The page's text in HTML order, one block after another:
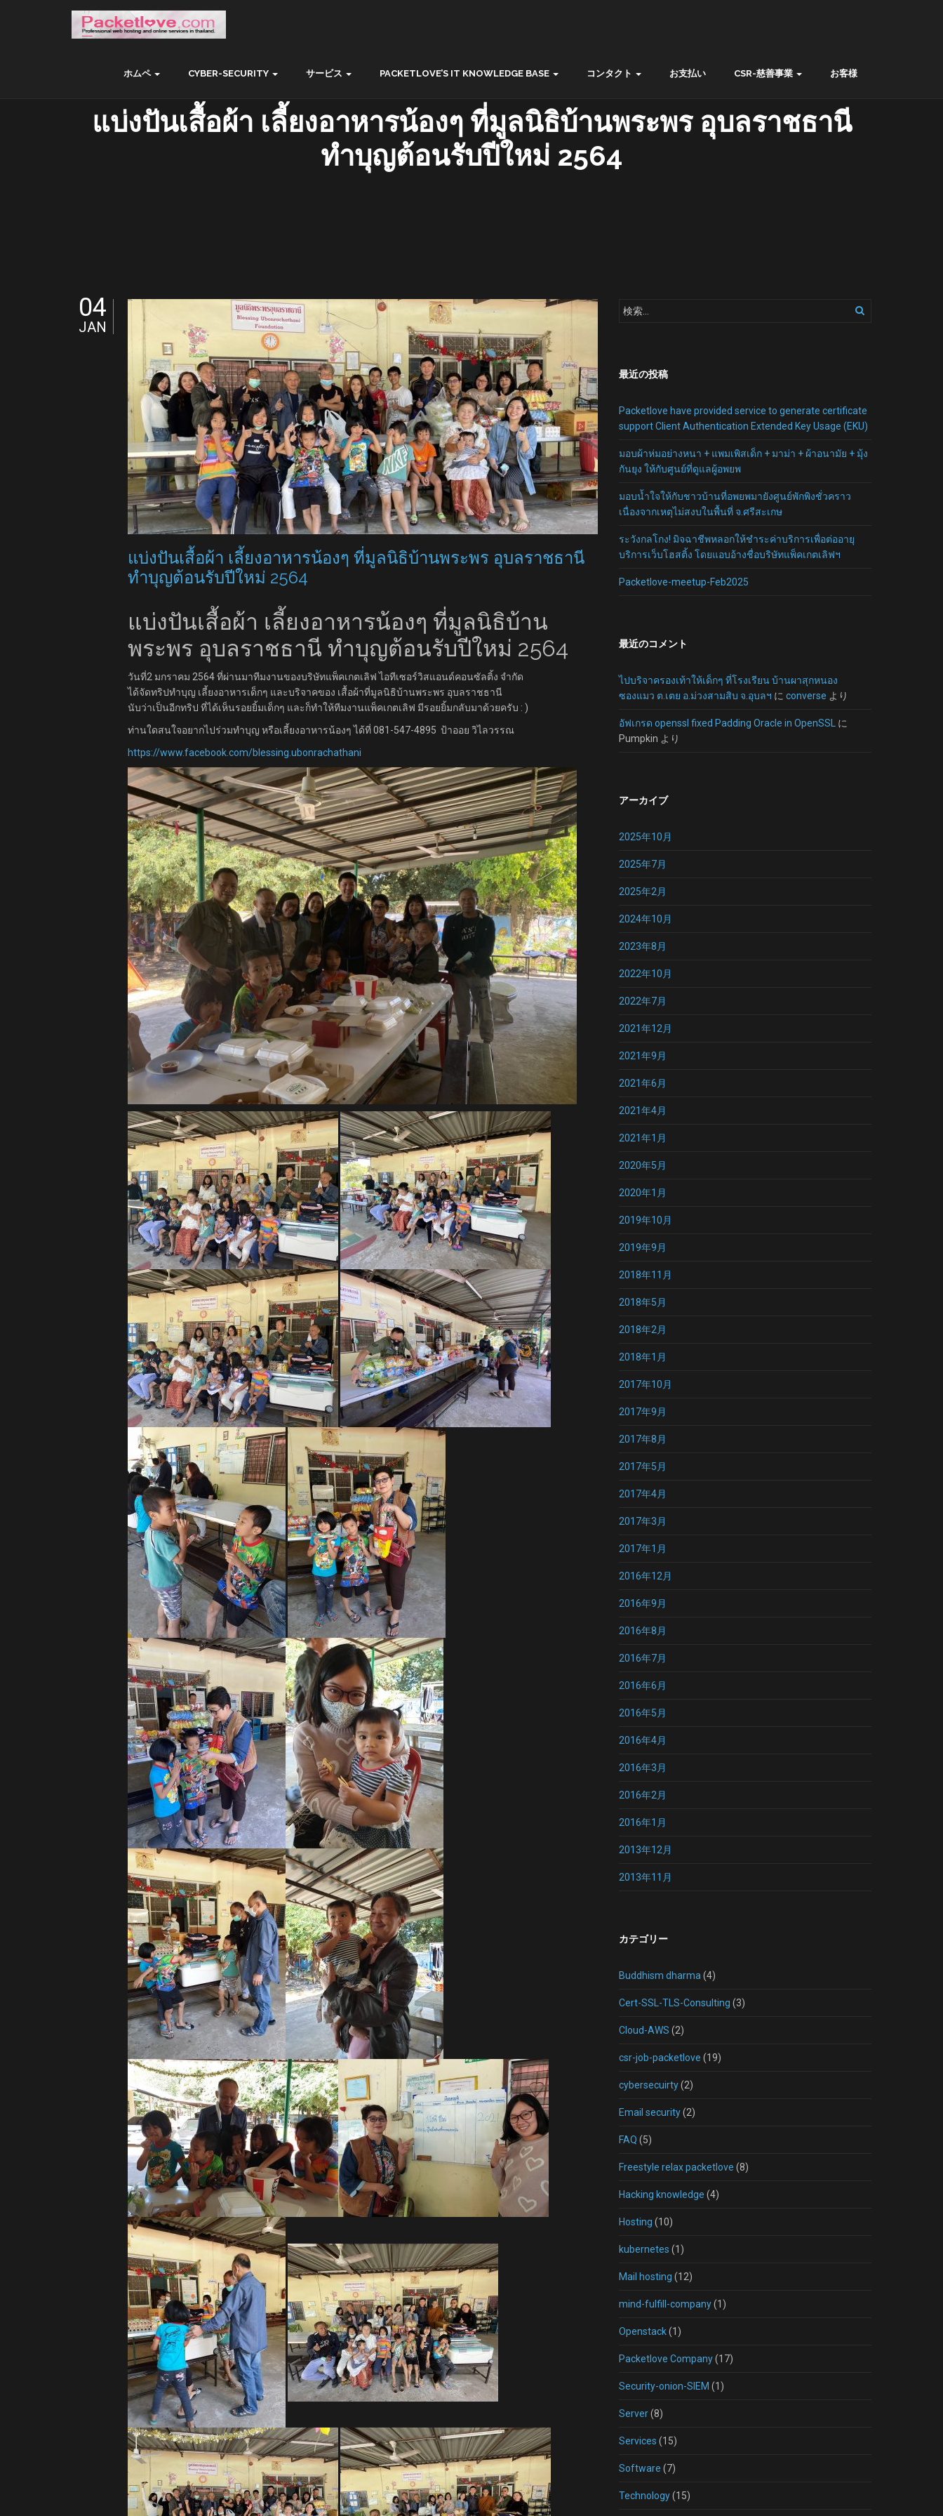
ホムペ CYBER-SECURITY サービス PACKETLOVE’S IT KNOWLEDGE BASE コンタクト お支払い CSR-慈善事業 お客様
แบ่งปันเสื้อผ้า เลี้ยงอาหารน้องๆ ที่มูลนิธิบ้านพระพร อุบลราชธานี
ทำบุญต้อนรับปีใหม่ 2564
แบ่งปันเสื้อผ้า เลี้ยงอาหารน้องๆ ที่มูลนิธิบ้านพระพร อุบลราชธานี
ทำบุญต้อนรับปีใหม่ 2564
04
JAN
แบ่งปันเสื้อผ้า เลี้ยงอาหารน้องๆ ที่มูลนิธิบ้าน
พระพร อุบลราชธานี ทำบุญต้อนรับปีใหม่ 2564
วันที่2 มกราคม 2564 ที่ผ่านมาทีมงานของบริษัทแพ็คเกตเลิฟ ไอทีเซอร์วิสแอนด์คอนซัลติ้ง จำกัด
ได้จัดทริปทำบุญ เลี้ยงอาหารเด็กๆ และบริจาคของ เสื้อผ้าที่มูลนิธิบ้านพระพร อุบลราชธานี
นับว่าเป็นอีกทริป ที่ได้เห็นรอยยิ้มเด็กๆ และก็ทำให้ทีมงานแพ็คเกตเลิฟ มีรอยยิ้มกลับมาด้วยครับ : )
ท่านใดสนใจอยากไปร่วมทำบุญ หรือเลี้ยงอาหารน้องๆ ได้ที่ 081-547-4895 ป้าออย วิไลวรรณ
https://www.facebook.com/blessing.ubonrachathani
最近の投稿
Packetlove have provided service to generate certificate
support Client Authentication Extended Key Usage (EKU)
มอบผ้าห่มอย่างหนา + แพมเพิสเด็ก + มาม่า + ผ้าอนามัย + มุ้ง
กันยุง ให้กับศูนย์ที่ดูแลผู้อพยพ
มอบน้ำใจให้กับชาวบ้านที่อพยพมายังศูนย์พักพิงชั่วคราว
เนื่องจากเหตุไม่สงบในพื้นที่ จ.ศรีสะเกษ
ระวังกลโกง! มิจฉาชีพหลอกให้ชำระค่าบริการเพื่อต่ออายุ
บริการเว็บโฮสติ้ง โดยแอบอ้างชื่อบริษัทแพ็คเกตเลิฟฯ
Packetlove-meetup-Feb2025
最近のコメント
ไปบริจาครองเท้าให้เด็กๆ ที่โรงเรียน บ้านผาสุกหนอง
ซองแมว ต.เตย อ.ม่วงสามสิบ จ.อุบลฯ に converse より
อัฟเกรด openssl fixed Padding Oracle in OpenSSL
に
Pumpkin より
アーカイブ
2025年10月
2025年7月
2025年2月
2024年10月
2023年8月
2022年10月
2022年7月
2021年12月
2021年9月
2021年6月
2021年4月
2021年1月
2020年5月
2020年1月
2019年10月
2019年9月
2018年11月
2018年5月
2018年2月
2018年1月
2017年10月
2017年9月
2017年8月
2017年5月
2017年4月
2017年3月
2017年1月
2016年12月
2016年9月
2016年8月
2016年7月
2016年6月
2016年5月
2016年4月
2016年3月
2016年2月
2016年1月
2013年12月
2013年11月
カテゴリー
Buddhism dharma (4)
Cert-SSL-TLS-Consulting (3)
Cloud-AWS (2)
csr-job-packetlove (19)
cybersecuirty(2)
Email security(2)
FAQ (5)
Freestyle relax packetlove (8)
Hacking knowledge (4)
Hosting (10)
kubernetes (1)
Mail hosting (12)
mind-fulfill-company(1)
Openstack(1)
Packetlove Company(17)
Security-onion-SIEM (1)
Server(8)
Services (15)
Software (7)
Technology(15)